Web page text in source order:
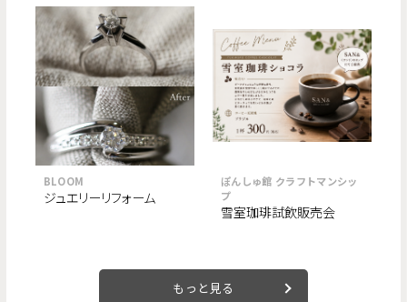
BLOOM
ジュエリーリフォーム
ぽんしゅ館 クラフトマンシッ
プ
雪室珈琲試飲販売会
もっと見る